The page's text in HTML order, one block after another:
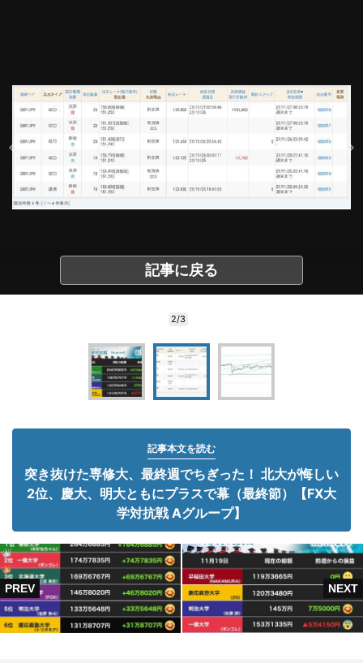
記事に戻る
2/3
記事本文を読む
突き抜けた専修大、最終週でちぎった！ 北大が悔しい
2位、慶大、明大ともにプラスで幕（最終節）【FX大
学対抗戦 Aグループ】